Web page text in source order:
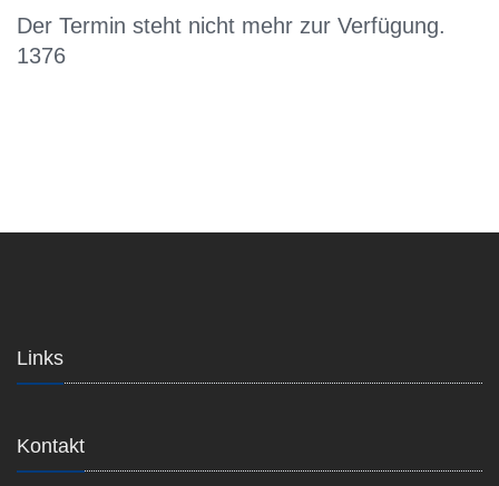
Der Termin steht nicht mehr zur Verfügung.
1376
Links
Kontakt